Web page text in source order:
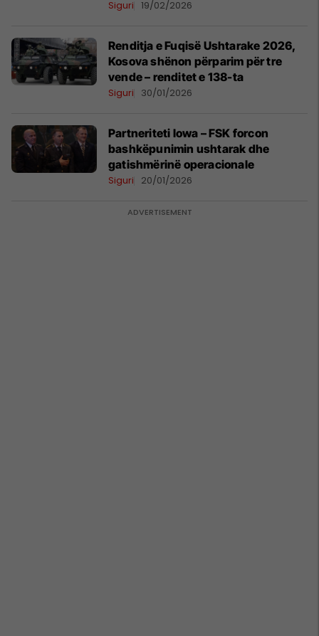
kërcënim për askënd
Siguri 19/02/2026
Renditja e Fuqisë Ushtarake 2026,
Kosova shënon përparim për tre
vende – renditet e 138-ta
Siguri 30/01/2026
Partneriteti Iowa – FSK forcon
bashkëpunimin ushtarak dhe
gatishmërinë operacionale
Siguri 20/01/2026